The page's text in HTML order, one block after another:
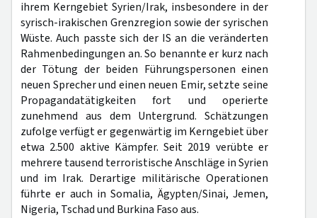
ihrem Kerngebiet Syrien/Irak, insbesondere in der
syrisch-irakischen Grenzregion sowie der syrischen
Wüste. Auch passte sich der IS an die veränderten
Rahmenbedingungen an. So benannte er kurz nach
der Tötung der beiden Führungspersonen einen
neuen Sprecher und einen neuen Emir, setzte seine
Propagandatätigkeiten fort und operierte
zunehmend aus dem Untergrund. Schätzungen
zufolge verfügt er gegenwärtig im Kerngebiet über
etwa 2.500 aktive Kämpfer. Seit 2019 verübte er
mehrere tausend terroristische Anschläge in Syrien
und im Irak. Derartige militärische Operationen
führte er auch in Somalia, Ägypten/Sinai, Jemen,
Nigeria, Tschad und Burkina Faso aus.